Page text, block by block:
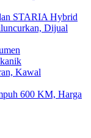
STARIA Hybrid
Dijual
Kawal
600 KM, Harga